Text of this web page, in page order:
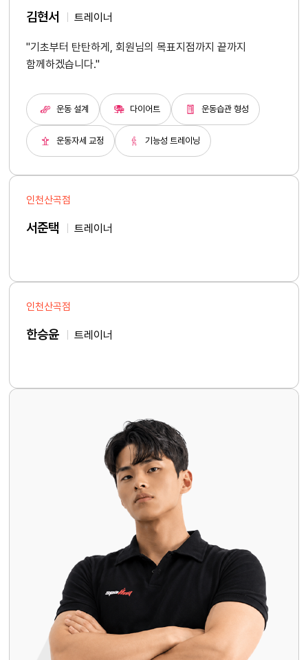
김현서 트레이너
"기초부터 탄탄하게, 회원님의 목표지점까지 끝까지
함께하겠습니다."
운동 설계 다이어트 운동습관 형성
운동자세 교정 기능성 트레이닝
인천산곡점
서준택 트레이너
인천산곡점
한승윤 트레이너